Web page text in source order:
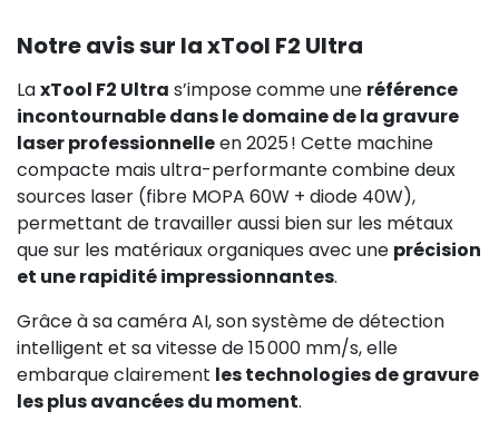
Notre avis sur la xTool F2 Ultra
LaxTool F2 Ultra s’impose comme une référence
incontournable dans le domaine de la gravure
laser professionnelleen 2025 ! Cette machine
compacte mais ultra-performante combine deux
sources laser (fibre MOPA 60W + diode 40W),
permettant de travailler aussi bien sur les métaux
que sur les matériaux organiques avec une précision
et une rapidité impressionnantes.
Grâce à sa caméra AI, son système de détection
intelligent et sa vitesse de 15 000 mm/s, elle
embarque clairement les technologies de gravure
les plus avancées du moment.